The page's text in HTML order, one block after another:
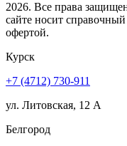
2026. Все права
сайте носит
офертой.
Курск
+7 (4712) 730-911
ул. Литовская, 12 А
Белгород